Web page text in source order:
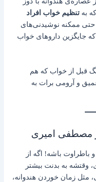
بهتنظیم خواب افراد
ممکنه نوشیدنی‌های
که جایگزین داروهای خواب
قبل از خواب که هم
و آرومی برات به
مصطفی امیری
باطراوت باشه! اگه از
وقتشه به بدنت بیشتر
مثل زمان خوردن هندوانه،